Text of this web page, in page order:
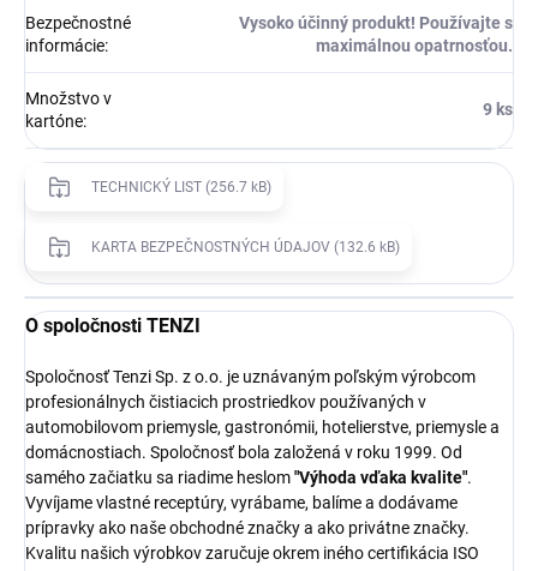
Bezpečnostné
informácie:
Vysoko účinný produkt! Používajte s
maximálnou opatrnosťou.
Množstvo v
kartóne:
9 ks
TECHNICKÝ LIST (256.7 kB)
KARTA BEZPEČNOSTNÝCH ÚDAJOV (132.6 kB)
O spoločnosti TENZI
Spoločnosť Tenzi Sp. z o.o. je uznávaným poľským výrobcom
profesionálnych čistiacich prostriedkov používaných v
automobilovom priemysle, gastronómii, hotelierstve, priemysle a
domácnostiach. Spoločnosť bola založená v roku 1999. Od
samého začiatku sa riadime heslom"Výhoda vďaka kvalite".
Vyvíjame vlastné receptúry, vyrábame, balíme a dodávame
prípravky ako naše obchodné značky a ako privátne značky.
Kvalitu našich výrobkov zaručuje okrem iného certifikácia ISO